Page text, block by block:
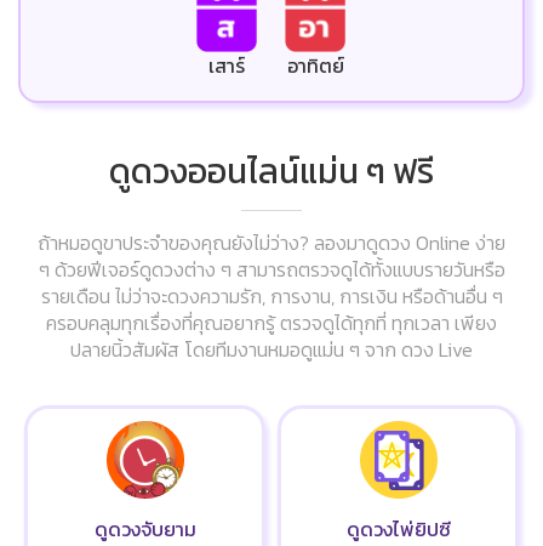
เสาร์ อาทิตย์
ดูดวงออนไลน์แม่น ๆ ฟรี
ถ้าหมอดูขาประจำของคุณยังไม่ว่าง? ลองมาดูดวง Online ง่าย
ๆ ด้วยฟีเจอร์ดูดวงต่าง ๆ สามารถตรวจดูได้ทั้งแบบรายวันหรือ
รายเดือน ไม่ว่าจะดวงความรัก, การงาน, การเงิน หรือด้านอื่น ๆ
ครอบคลุมทุกเรื่องที่คุณอยากรู้ ตรวจดูได้ทุกที่ ทุกเวลา เพียง
ปลายนิ้วสัมผัส โดยทีมงานหมอดูแม่น ๆ จาก ดวง Live
ดูดวงจับยาม ดูดวงไพ่ยิปซี